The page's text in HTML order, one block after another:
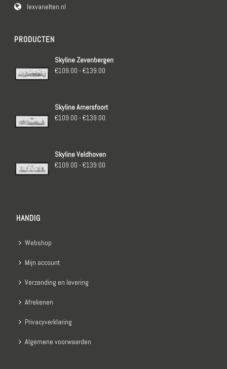
lexvanelten.nl
PRODUCTEN
Skyline Zevenbergen
€109.00 -€139.00
Skyline Amersfoort
€109.00 -€139.00
Skyline Veldhoven
€109.00 -€139.00
HANDIG
Webshop
Mijn account
Verzending en levering
Afrekenen
Privacyverklaring
Algemene voorwaarden